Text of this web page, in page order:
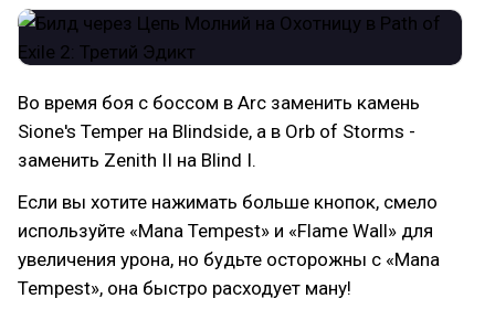
Во время боя с боссом в Arc заменить камень
Sione's Temper на Blindside, а в Orb of Storms -
заменить Zenith II на Blind I.
Если вы хотите нажимать больше кнопок, смело
используйте «Mana Tempest» и «Flame Wall» для
увеличения урона, но будьте осторожны с «Mana
Tempest», она быстро расходует ману!